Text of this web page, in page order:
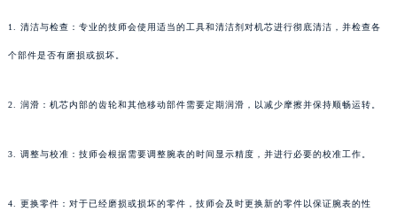
1. 清洁与检查：专业的技师会使用适当的工具和清洁剂对机芯进行彻底清洁，并检查各
个部件是否有磨损或损坏。
2. 润滑：机芯内部的齿轮和其他移动部件需要定期润滑，以减少摩擦并保持顺畅运转。
3. 调整与校准：技师会根据需要调整腕表的时间显示精度，并进行必要的校准工作。
4. 更换零件：对于已经磨损或损坏的零件，技师会及时更换新的零件以保证腕表的性